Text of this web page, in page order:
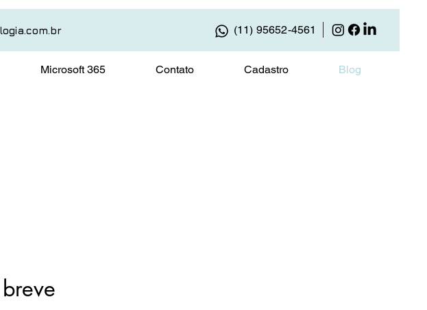
(11) 95652-4561
Microsoft 365 Contato Cadastro Blog